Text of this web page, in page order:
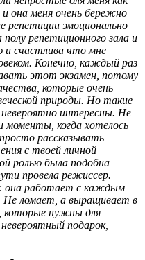
она меня очень бережно
репетиции эмоционально
репетиционного зала и
и счастлива что мне
Конечно, каждый раз
этот экзамен, потому
которые очень
природы. Но такие
невероятно интересны. Не
моменты, когда хотелось
рассказывать
с твоей личной
ролью была подобна
провела режиссер.
она работает с каждым
Не ломает, а выращивает в
которые нужны для
подарок,